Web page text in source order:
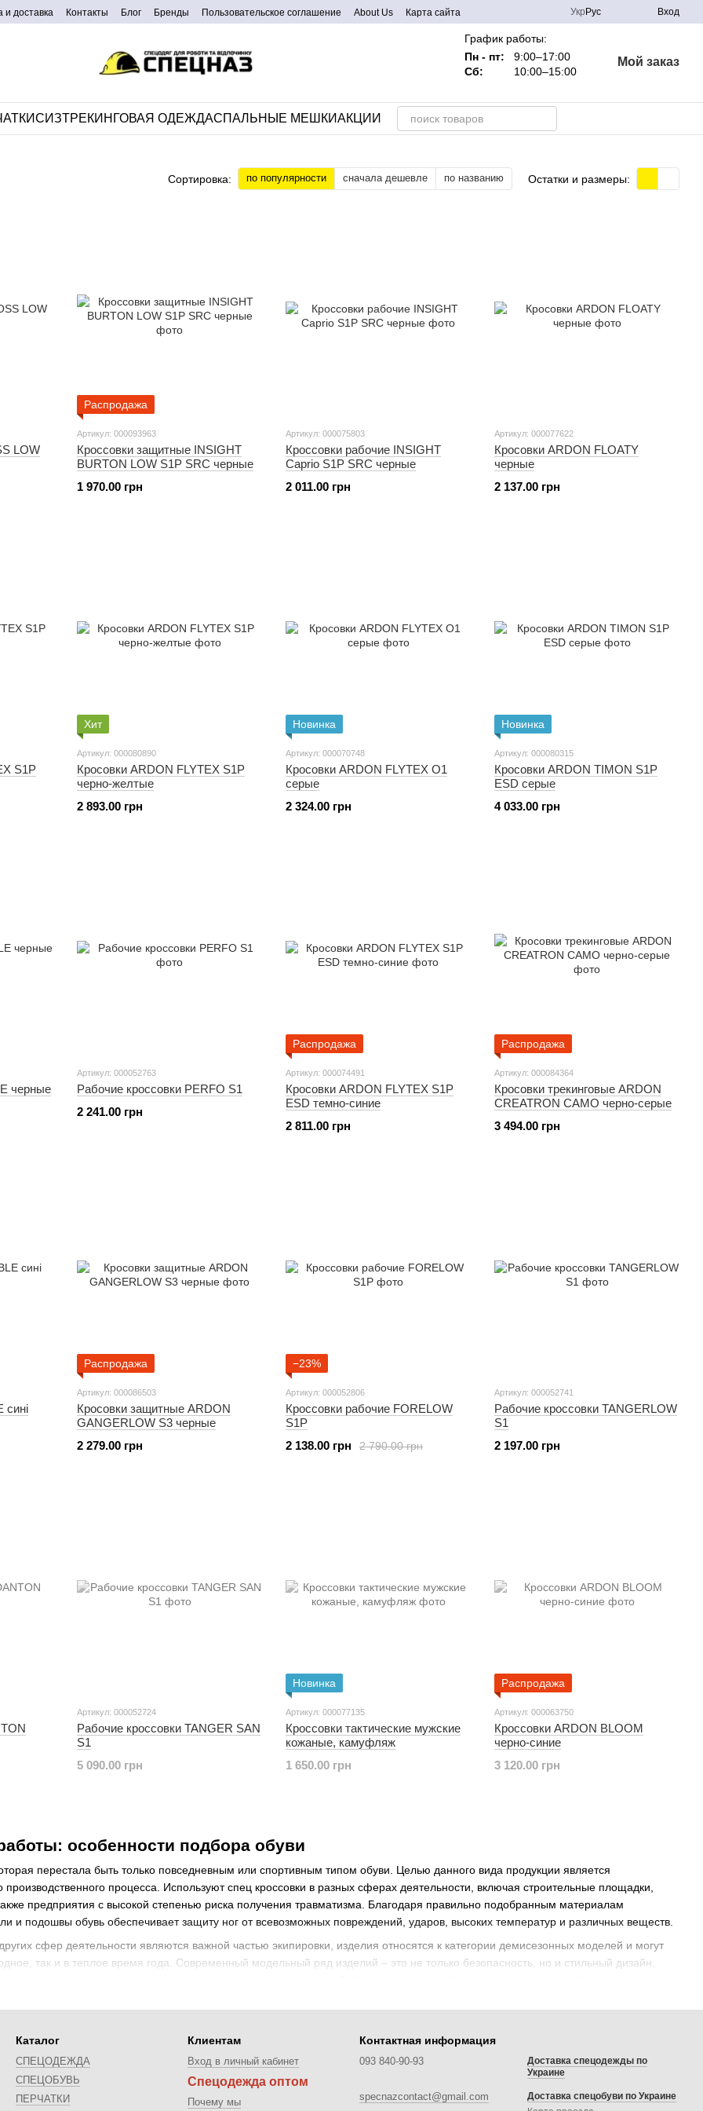
и доставка Контакты Блог Бренды Пользовательское соглашение About Us Карта сайта Укр Рус Вход
График работы:
Пн - пт:
9:00–17:00
Сб:
10:00–15:00
Мой заказ
СИЗТРЕКИНГОВАЯ ОДЕЖДАCПАЛЬНЫЕ МЕШКИАКЦИИ
Сортировка: по популярности сначала дешевле по названию Остатки и размеры:
особенности подбора обуви
перестала быть только повседневным или спортивным типом обуви. Целью данного вида продукции является
производственного процесса. Используют спец кроссовки в разных сферах деятельности, включая строительные площадки,
предприятия с высокой степенью риска получения травматизма. Благодаря правильно подобранным материалам
и подошвы обувь обеспечивает защиту ног от всевозможных повреждений, ударов, высоких температур и различных веществ.
сфер деятельности являются важной частью экипировки, изделия относятся к категории демисезонных моделей и могут
так и в теплое время года. Современный модельный ряд изделий – это не только безопасность, но и стильный дизайн,
моделей, поэтому она пользуется большой популярностью среди покупателей. Изделия созданы для долгой носки, они
с помощью шнуровки или липучек, предотвращая различные травмы. Продукция должна производиться надлежащим образом и
условиям эксплуатации. Прежде чем купить кроссовки для работы, необходимо учесть:
LOW
Распродажа
Артикул: 000093963
Кроссовки защитные INSIGHT
BURTON LOW S1P SRC черные
1 970.00 грн
Артикул: 000075803
Кроссовки рабочие INSIGHT
Caprio S1P SRC черные
2 011.00 грн
Артикул: 000077622
Кросовки ARDON FLOATY
черные
2 137.00 грн
S1P
Хит
Артикул: 000080890
Кросовки ARDON FLYTEX S1P
черно-желтые
2 893.00 грн
Новинка
Артикул: 000070748
Кросовки ARDON FLYTEX O1
серые
2 324.00 грн
Новинка
Артикул: 000080315
Кросовки ARDON TIMON S1P
ESD серые
4 033.00 грн
черные
Артикул: 000052763
Рабочие кроссовки PERFO S1
2 241.00 грн
Распродажа
Артикул: 000074491
Кросовки ARDON FLYTEX S1P
ESD темно-синие
2 811.00 грн
Распродажа
Артикул: 000084364
Кросовки трекинговые ARDON
CREATRON CAMO черно-серые
3 494.00 грн
сині
Распродажа
Артикул: 000086503
Кросовки защитные ARDON
GANGERLOW S3 черные
2 279.00 грн
−23%
Артикул: 000052806
Кроссовки рабочие FORELOW
S1P
2 790.00 грн
2 138.00 грн
Артикул: 000052741
Рабочие кроссовки TANGERLOW
S1
2 197.00 грн
Артикул: 000052724
Рабочие кроссовки TANGER SAN
S1
5 090.00 грн
Новинка
Артикул: 000077135
Кроссовки тактические мужские
кожаные, камуфляж
1 650.00 грн
Распродажа
Артикул: 000063750
Кроссовки ARDON BLOOM
черно-синие
3 120.00 грн
Каталог
СПЕЦОДЕЖДА
СПЕЦОБУВЬ
ПЕРЧАТКИ
Клиентам
Вход в личный кабинет
Спецодежда оптом
Почему мы
Контактная информация
093 840-90-93
specnazcontact@gmail.com
Доставка спецодежды по
Украине
Доставка спецобуви по Украине